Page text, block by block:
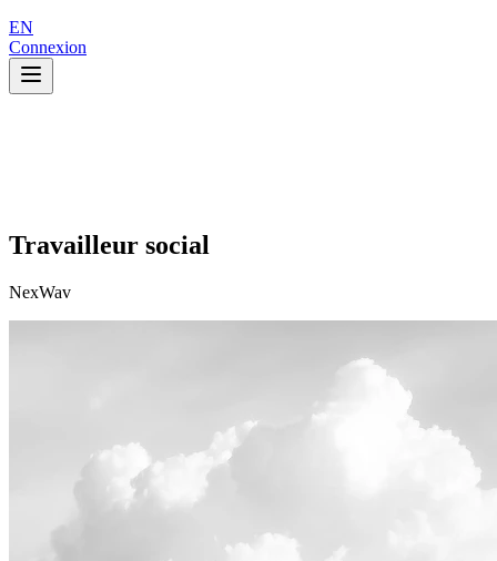
EN
Connexion
Travailleur social
NexWav